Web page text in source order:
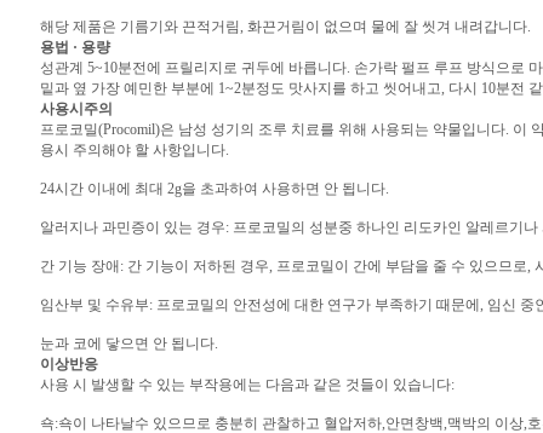
해당 제품은 기름기와 끈적거림, 화끈거림이 없으며 물에 잘 씻겨 내려갑니다.
용법 · 용량
성관계 5~10분전에 프릴리지로 귀두에 바릅니다. 손가락 펄프 루프 방식으로
밑과 옆 가장 예민한 부분에 1~2분정도 맛사지를 하고 씻어내고, 다시 10분전
사용시주의
프로코밀(Procomil)은 남성 성기의 조루 치료를 위해 사용되는 약물입니다.
용시 주의해야 할 사항입니다.
24시간 이내에 최대 2g을 초과하여 사용하면 안 됩니다.
알러지나 과민증이 있는 경우: 프로코밀의 성분중 하나인 리도카인 알레르기
간 기능 장애: 간 기능이 저하된 경우, 프로코밀이 간에 부담을 줄 수 있으므로,
임산부 및 수유부: 프로코밀의 안전성에 대한 연구가 부족하기 때문에, 임신
눈과 코에 닿으면 안 됩니다.
이상반응
사용 시 발생할 수 있는 부작용에는 다음과 같은 것들이 있습니다:
쇽:쇽이 나타날수 있으므로 충분히 관찰하고 혈압저하,안면창백,맥박의 이상,